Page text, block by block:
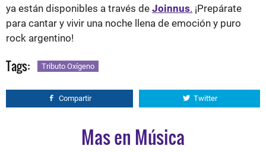
ya están disponibles a través de Joinnus. ¡Prepárate
para cantar y vivir una noche llena de emoción y puro
rock argentino!
Tags: Tributo Oxígeno
Compartir Twitter
Mas en Música